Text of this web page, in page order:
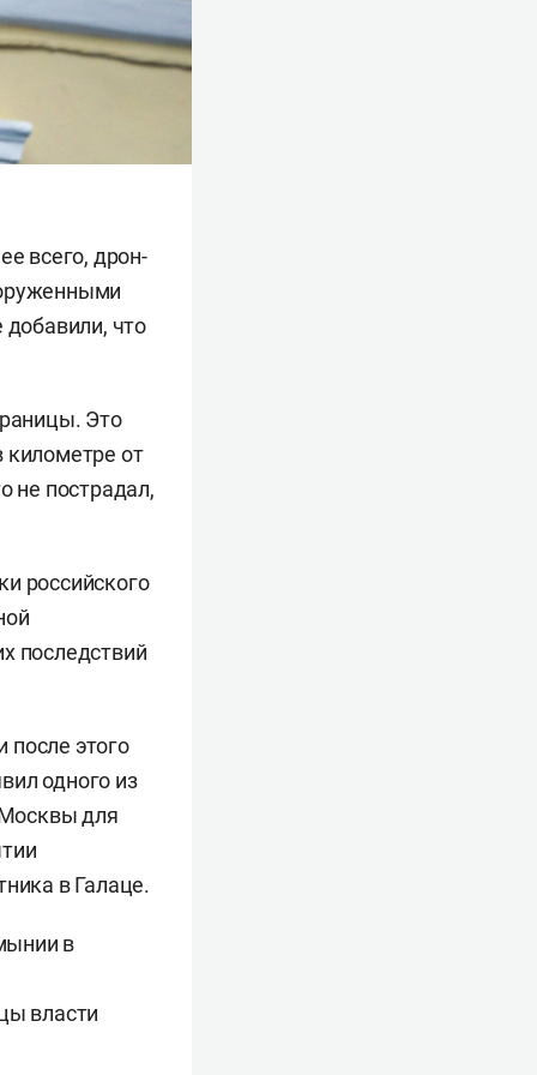
всего, дрон-
что
Это
километре от
не пострадал,
российского
последствий
после этого
одного из
Москвы для
в Галаце.
в
власти